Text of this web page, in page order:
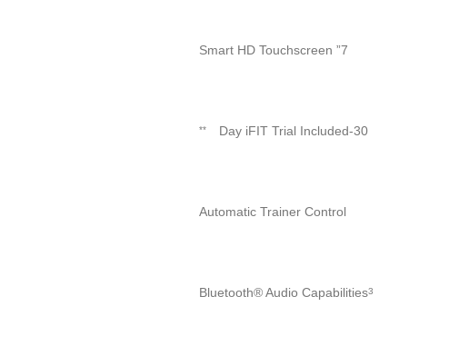
7” Smart HD Touchscreen
30-Day iFIT Trial Included
**
Automatic Trainer Control
Bluetooth® Audio Capabilities3